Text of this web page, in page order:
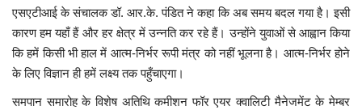
एसएटीआई के संचालक डॉ. आर.के. पंडित ने कहा कि अब समय बदल गया है। इसी
कारण हम यहाँ हैं और हर क्षेत्र में उन्नति कर रहे हैं। उन्होंने युवाओं से आह्वान किया
कि हमें किसी भी हाल में आत्म-निर्भर रूपी मंत्र को नहीं भूलना है। आत्म-निर्भर होने
के लिए विज्ञान ही हमें लक्ष्य तक पहुँचाएगा।
समपान समारोह के विशेष अतिथि कमीशन फॉर एयर क्वालिटी मैनेजमेंट के मेम्बर